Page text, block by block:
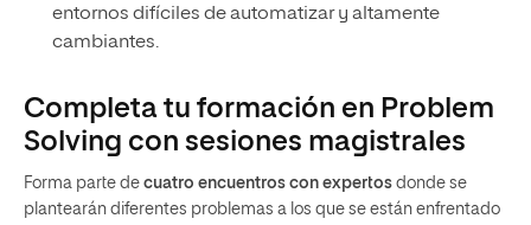
entornos difíciles de automatizar y altamente
cambiantes.
Completa tu formación en Problem
Solving con sesiones magistrales
Forma parte de cuatro encuentros con expertos donde se
plantearán diferentes problemas a los que se están enfrentado